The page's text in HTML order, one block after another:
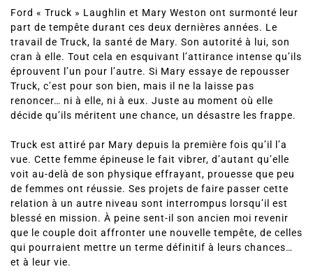
part de tempête durant ces deux dernières années. Le
travail de Truck, la santé de Mary. Son autorité à lui, son
cran à elle. Tout cela en esquivant l’attirance intense qu’ils
éprouvent l’un pour l’autre. Si Mary essaye de repousser
Truck, c’est pour son bien, mais il ne la laisse pas
renoncer… ni à elle, ni à eux. Juste au moment où elle
décide qu’ils méritent une chance, un désastre les frappe.
vue. Cette femme épineuse le fait vibrer, d’autant qu’elle
voit au-delà de son physique effrayant, prouesse que peu
de femmes ont réussie. Ses projets de faire passer cette
relation à un autre niveau sont interrompus lorsqu’il est
blessé en mission. À peine sent-il son ancien moi revenir
que le couple doit affronter une nouvelle tempête, de celles
qui pourraient mettre un terme définitif à leurs chances…
et à leur vie.